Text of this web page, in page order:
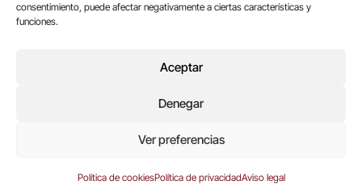
consentimiento, puede afectar negativamente a ciertas características y
funciones.
Aceptar
Denegar
Ver preferencias
Política de cookiesPolítica de privacidadAviso legal
Términos legales